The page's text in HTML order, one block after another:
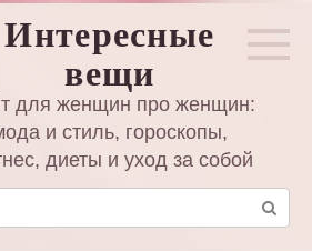
Интересные
вещи
для женщин про женщин:
и стиль, гороскопы,
диеты и уход за собой